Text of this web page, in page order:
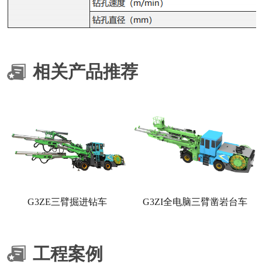
相关产品推荐
G3ZE三臂掘进钻车 G3ZI全电脑三臂凿岩台车
工程案例